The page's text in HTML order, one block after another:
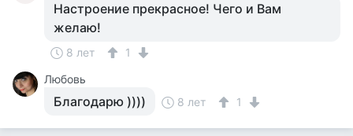
Настроение прекрасное! Чего и Вам
желаю!
8 лет
1
Любовь
Благодарю )))) 8 лет 1